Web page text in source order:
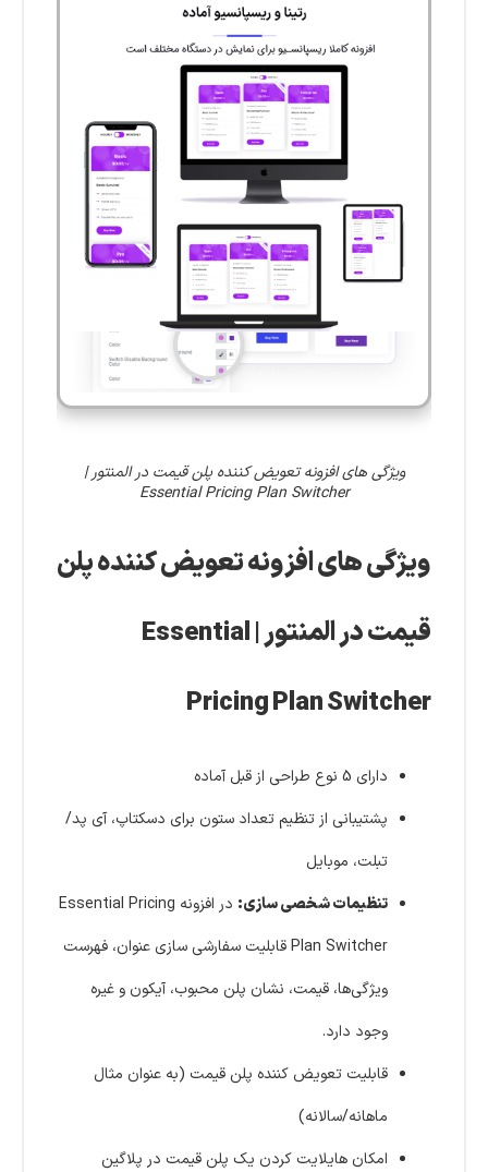
ویژگی های افزونه تعویض کننده پلن قیمت در المنتور |
Essential Pricing Plan Switcher
ویژگی های افزونه تعویض کننده پلن
قیمت در المنتور | Essential
Pricing Plan Switcher
دارای 5 نوع طراحی از قبل آماده
پشتیبانی از تنظیم تعداد ستون برای دسکتاپ، آی پد/
تبلت، موبایل
تنظیمات شخصی سازی:
در افزونه Essential Pricing
Plan Switcher قابلیت سفارشی سازی عنوان، فهرست
ویژگی‌ها، قیمت، نشان پلن محبوب، آیکون و غیره
وجود دارد.
قابلیت تعویض کننده پلن قیمت (به عنوان مثال
ماهانه/سالانه)
امکان هایلایت کردن یک پلن قیمت در پلاگین